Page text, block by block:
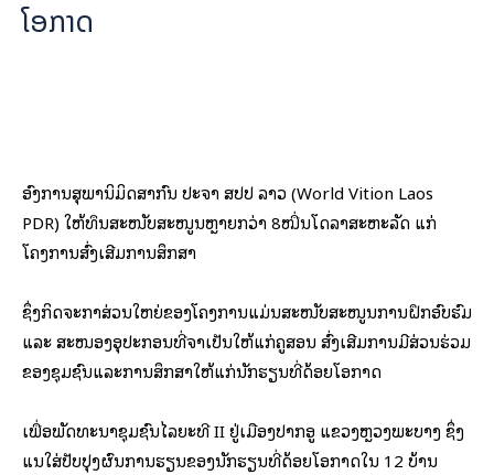
ໂອກາດ
ອົງການສຸພານິມິດສາກົນ ປະຈໍາ ສປປ ລາວ (World Vition Laos
PDR) ໃຫ້ທຶນສະໜັບສະໜູນຫຼາຍກວ່າ 8ໝື່ນໂດລາສະຫະລັດ ແກ່
ໂຄງການສົ່ງເສີມການສຶກສາ
ຊຶ່ງກິດຈະກໍາສ່ວນໃຫຍ່ຂອງໂຄງການແມ່ນສະໜັບສະໜູນການຝຶກອົບຮົມ
ແລະ ສະໜອງອຸປະກອນທີ່ຈໍາເປັນໃຫ້ແກ່ຄູສອນ ສົ່ງເສີມການມີສ່ວນຮ່ວມ
ຂອງຊຸມຊົນແລະການສຶກສາໃຫ້ແກ່ນັກຮຽນທີ່ດ້ອຍໂອກາດ
ເພື່ອພັດທະນາຊຸມຊົນໄລຍະທີ II ຢູ່ເມືອງປາກອູ ແຂວງຫຼວງພະບາງ ຊຶ່ງ
ແນໃສ່ປັບປຸງຜົນການຮຽນຂອງນັກຮຽນທີ່ດ້ອຍໂອກາດໃນ 12 ບ້ານ